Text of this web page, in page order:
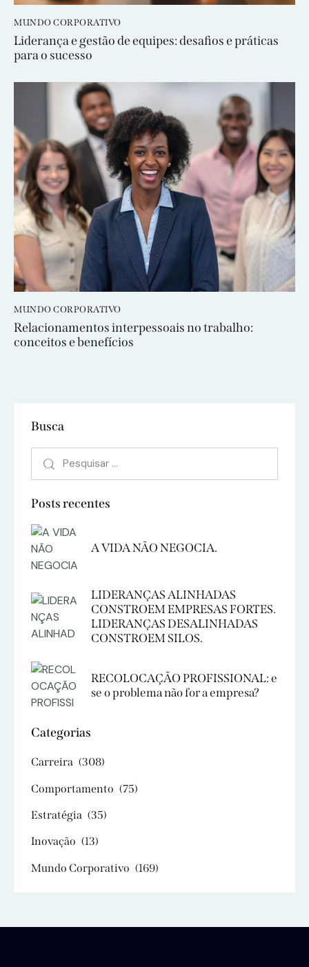
MUNDO CORPORATIVO
Liderança e gestão de equipes: desafios e práticas
para o sucesso
MUNDO CORPORATIVO
Relacionamentos interpessoais no trabalho:
conceitos e benefícios
Busca
Posts recentes
A VIDA NÃO NEGOCIA.
LIDERANÇAS ALINHADAS
CONSTROEM EMPRESAS FORTES.
LIDERANÇAS DESALINHADAS
CONSTROEM SILOS.
RECOLOCAÇÃO PROFISSIONAL: e
se o problema não for a empresa?
Categorias
Carreira (308)
Comportamento (75)
Estratégia (35)
Inovação (13)
Mundo Corporativo (169)